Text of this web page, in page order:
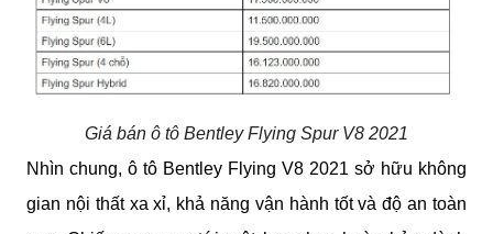
Giá bán ô tô Bentley Flying Spur V8 2021
Nhìn chung, ô tô Bentley Flying V8 2021 sở hữu không
gian nội thất xa xỉ, khả năng vận hành tốt và độ an toàn